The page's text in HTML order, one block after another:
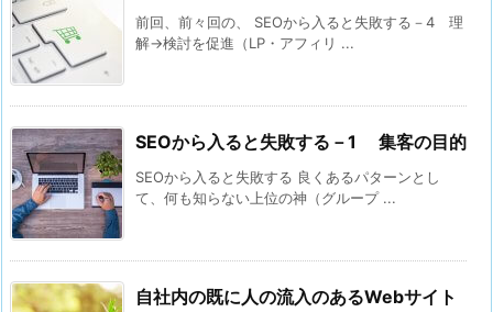
前回、前々回の、 SEOから入ると失敗する－4 理
解→検討を促進（LP・アフィリ ...
SEOから入ると失敗する－1 集客の目的
SEOから入ると失敗する 良くあるパターンとし
て、何も知らない上位の神（グループ ...
自社内の既に人の流入のあるWebサイト